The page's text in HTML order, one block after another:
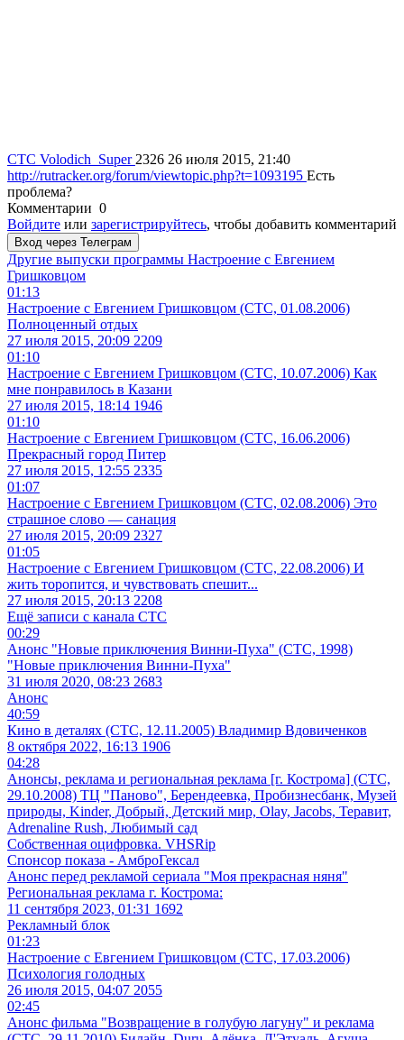
СТС Volodich_Super 2326 26 июля 2015, 21:40
http://rutracker.org/forum/viewtopic.php?t=1093195 Есть
проблема?
Комментарии 0
Войдите или зарегистрируйтесь, чтобы добавить комментарий
Вход через Телеграм
Другие выпуски программы Настроение с Евгением
Гришковцом
01:13
Настроение с Евгением Гришковцом (СТС, 01.08.2006)
Полноценный отдых
27 июля 2015, 20:09 2209
01:10
Настроение с Евгением Гришковцом (СТС, 10.07.2006) Как
мне понравилось в Казани
27 июля 2015, 18:14 1946
01:10
Настроение с Евгением Гришковцом (СТС, 16.06.2006)
Прекрасный город Питер
27 июля 2015, 12:55 2335
01:07
Настроение с Евгением Гришковцом (СТС, 02.08.2006) Это
страшное слово — санация
27 июля 2015, 20:09 2327
01:05
Настроение с Евгением Гришковцом (СТС, 22.08.2006) И
жить торопится, и чувствовать спешит...
27 июля 2015, 20:13 2208
Ещё записи с канала СТС
00:29
Анонс "Новые приключения Винни-Пуха" (СТС, 1998)
"Новые приключения Винни-Пуха"
31 июля 2020, 08:23 2683
Анонс
40:59
Кино в деталях (СТС, 12.11.2005) Владимир Вдовиченков
8 октября 2022, 16:13 1906
04:28
Анонсы, реклама и региональная реклама [г. Кострома] (СТС,
29.10.2008) ТЦ "Паново", Берендеевка, Пробизнесбанк, Музей
природы, Kinder, Добрый, Детский мир, Olay, Jacobs, Теравит,
Adrenaline Rush, Любимый сад
Собственная оцифровка. VHSRip
Спонсор показа - АмброГексал
Анонс перед рекламой сериала "Моя прекрасная няня"
Региональная реклама г. Кострома:
11 сентября 2023, 01:31 1692
Рекламный блок
01:23
Настроение с Евгением Гришковцом (СТС, 17.03.2006)
Психология голодных
26 июля 2015, 04:07 2055
02:45
Анонс фильма "Возвращение в голубую лагуну" и реклама